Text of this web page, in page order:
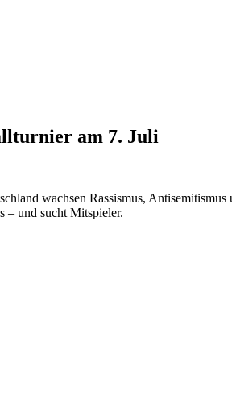
am 7. Juli
wachsen Rassismus,
– und sucht Mitspieler.